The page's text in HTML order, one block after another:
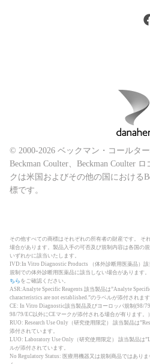
© 2000-2026 ベックマン・コールタ
Beckman Coulter、Beckman Coulter
クは米国およびその他の国における
標です。
その他すべての商標はそれぞれの所有者の財産です。 そ
場合があります。製品入手の可否及び規制内容は各国の
いずれかに該当いたします。
IVD:In Vitro Diagnostic Products （体外診断用医薬品）
規制での体外診断用医薬品に該当しない場合があります
ちら をご確認ください。
ASR:Analyte Specific Reagents 該当製品は”Analyte
characteristics are not established.”のラベルが添付されます
CE: In Vitro Diagnostic該当製品及びヨーロッパ規制(98/
98/79/EC以外にCEマークが添付される場合が有ります。）
RUO: Research Use Only（研究使用限定） 該当製品は
添付されています。
LUO: Laboratory Use Only（研究使用限定） 該当製品は
ルが添付されています。
No Regulatory Status: 医療用機器又は規制商品ではあり